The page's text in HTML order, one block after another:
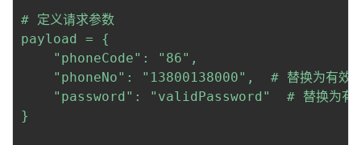
# 定义请求参数
payload = {
    "phoneCode": "86",
"phoneNo": "13800138000",  # 替换为有效的
"password": "validPassword"  # 替换为有
}